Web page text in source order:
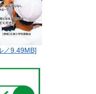
／9.49MB]